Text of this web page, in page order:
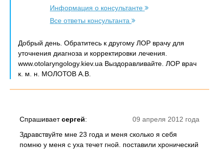
Информация о консультанте
Все ответы консультанта
Добрый день. Обратитесь к другому ЛОР врачу для
уточнения диагноза и корректировки лечения.
www.otolaryngology.kiev.ua Выздоравливайте. ЛОР врач
к. м. н. МОЛОТОВ А.В.
09 апреля 2012 года
Спрашиваетсергей:
Здравствуйте мне 23 года и меня сколько я себя
помню у меня с уха течет гной. поставили хронический